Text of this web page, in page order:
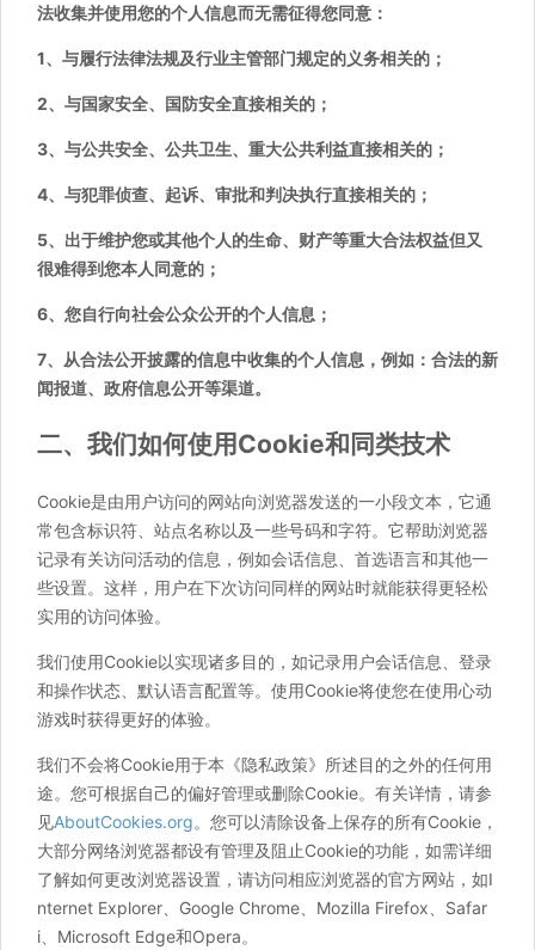
法收集并使用您的个人信息而无需征得您同意：
1、与履行法律法规及行业主管部门规定的义务相关的；
2、与国家安全、国防安全直接相关的；
3、与公共安全、公共卫生、重大公共利益直接相关的；
4、与犯罪侦查、起诉、审批和判决执行直接相关的；
5、出于维护您或其他个人的生命、财产等重大合法权益但又
很难得到您本人同意的；
6、您自行向社会公众公开的个人信息；
7、从合法公开披露的信息中收集的个人信息，例如：合法的新
闻报道、政府信息公开等渠道。
二、我们如何使用Cookie和同类技术
Cookie是由用户访问的网站向浏览器发送的一小段文本，它通
常包含标识符、站点名称以及一些号码和字符。它帮助浏览器
记录有关访问活动的信息，例如会话信息、首选语言和其他一
些设置。这样，用户在下次访问同样的网站时就能获得更轻松
实用的访问体验。
我们使用Cookie以实现诸多目的，如记录用户会话信息、登录
和操作状态、默认语言配置等。使用Cookie将使您在使用心动
游戏时获得更好的体验。
我们不会将Cookie用于本《隐私政策》所述目的之外的任何用
途。您可根据自己的偏好管理或删除Cookie。有关详情，请参
见AboutCookies.org。您可以清除设备上保存的所有Cookie，
大部分网络浏览器都设有管理及阻止Cookie的功能，如需详细
了解如何更改浏览器设置，请访问相应浏览器的官方网站，如I
nternet Explorer、Google Chrome、Mozilla Firefox、Safar
i、Microsoft Edge和Opera。